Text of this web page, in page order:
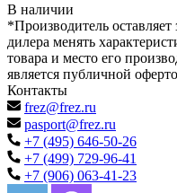
В наличии
*Производитель
дилера менять
товара и место его
является публичной
Контакты
frez@frez.ru
pasport@frez.ru
+7 (495) 646-50-26
+7 (499) 729-96-41
+7 (906) 063-41-23